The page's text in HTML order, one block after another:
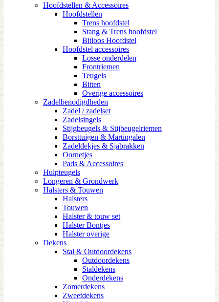
Hoofdstellen & Accessoires
Hoofdstellen
Trens hoofdstel
Stang & Trens hoofdstel
Bitloos Hoofdstel
Hoofdstel accessoires
Losse onderdelen
Frontriemen
Teugels
Bitten
Overige accessoires
Zadelbenodigdheden
Zadel / zadelset
Zadelsingels
Stijgbeugels & Stijbeugelriemen
Borsttuigen & Martingalen
Zadeldekjes & Sjabrakken
Oornetjes
Pads & Accessoires
Hulpteugels
Longeren & Grondwerk
Halsters & Touwen
Halsters
Touwen
Halster & touw set
Halster Bontjes
Halster overige
Dekens
Stal & Outdoordekens
Outdoordekens
Staldekens
Onderdekens
Zomerdekens
Zweetdekens